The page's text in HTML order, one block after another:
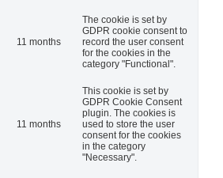
11 months
The cookie is set by
GDPR cookie consent to
record the user consent
for the cookies in the
category "Functional".
11 months
This cookie is set by
GDPR Cookie Consent
plugin. The cookies is
used to store the user
consent for the cookies
in the category
"Necessary".